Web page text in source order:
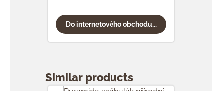
Do internetového obchodu...
Similar products